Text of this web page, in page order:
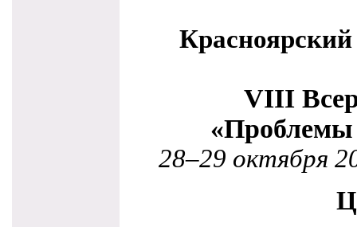
Красноярский
VIII
«Проблемы
28–29 октября